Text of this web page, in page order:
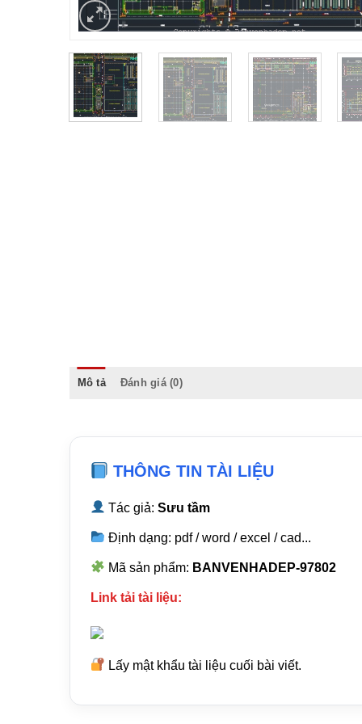
Mô tả Đánh giá (0)
THÔNG TIN TÀI LIỆU
Tác giả: Sưu tầm
Định dạng: pdf / word / excel / cad...
Mã sản phẩm: BANVENHADEP-97802
Link tải tài liệu:
Lấy mật khẩu tài liệu cuối bài viết.